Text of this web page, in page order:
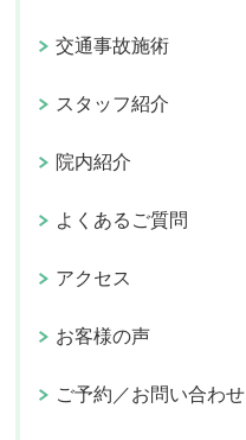
交通事故施術
スタッフ紹介
院内紹介
よくあるご質問
アクセス
お客様の声
ご予約／お問い合わせ